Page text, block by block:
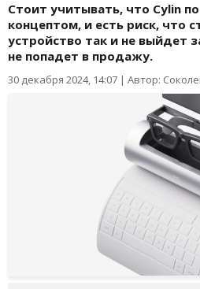
Стоит учитывать, что Cylin
концептом, и есть риск, что
устройство так и не выйдет
не попадет в продажу.
30 декабря 2024, 14:07 | Автор: